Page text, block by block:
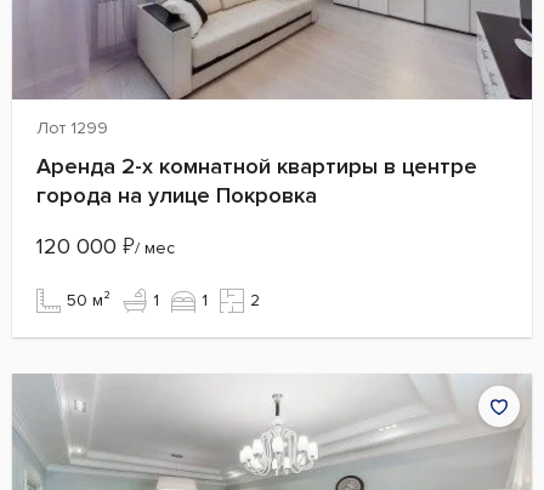
Лот 1299
Аренда 2-х комнатной квартиры в центре
города на улице Покровка
120 000 ₽/ мес
50 м² 1 1 2